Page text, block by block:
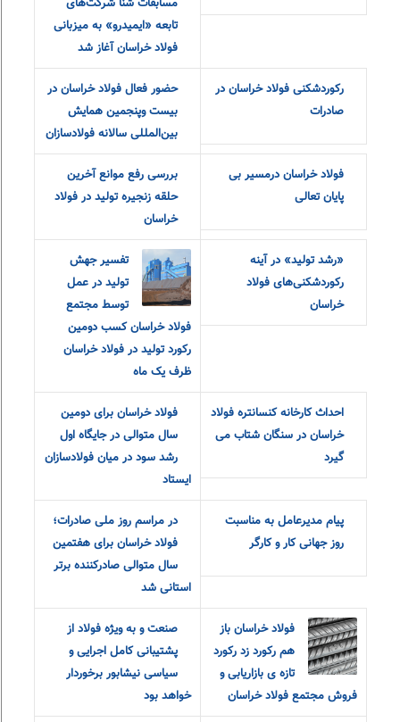
بهره¬وری ایمیدرو» تجلیل
شد
با حضور وزیر علوم صورت
گرفت؛
مسابقات شنا شرکت‌های
تابعه «ایمیدرو» به میزبانی
رکوردشکنی فولاد خراسان در
حضور فعال فولاد خراسان در
بیست و‌پنجمین همایش
فولاد خراسان درمسیر بی
پایان تعالی
بررسی رفع موانع آخرین
حلقه زنجیره تولید در فولاد
خراسان
خراسان
تفسیر جهش
توسط مجتمع
فولاد خراسان کسب دومین
رکورد تولید در فولاد خراسان
ظرف یک ماه
احداث کارخانه کنسانتره فولاد
خراسان در سنگان شتاب می
فولاد خراسان برای دومین
سال متوالی در جایگاه اول
رشد سود در میان فولادسازان
ایستاد
پیام مدیرعامل به مناسبت
روز جهانی کار و کارگر
در مراسم روز ملی صادرات؛
فولاد خراسان برای هفتمین
سال متوالی صادرکننده برتر
استانی شد